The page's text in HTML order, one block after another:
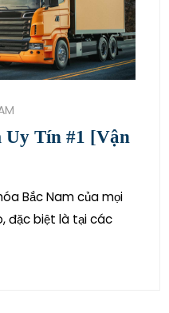
Uy Tín #1 [Vận
Bắc Nam của mọi
đặc biệt là tại các